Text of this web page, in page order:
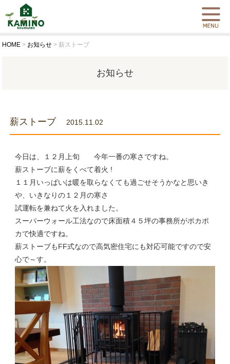
HOME > お知らせ >薪ストーブ
お知らせ
薪ストーブ 2015.11.02
今日は、１２月上旬 今年一番の寒さですね。
薪ストーブに薪をくべて着火 !
１１月いっぱいは暖を取らなくても過ごせそうかなと思いき
や、いきなりの１２月の寒さ
試運転を兼ねて火を入れました。
スーパーウォール工法なので床面積４５坪の事務所がポカポ
カで快適ですね。
薪ストーブもFF式なので高気密住宅にも対応可能ですので安
心で～す。